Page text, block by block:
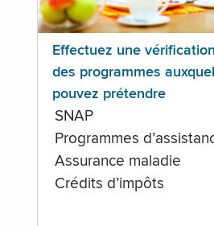
Effectuez une
des programmes
pouvez prétendre
SNAP
Programmes
Assurance maladie
Crédits d’impôts